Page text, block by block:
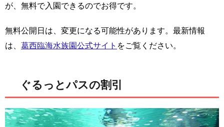
が、無料で入園できるのでお得です。
無料公開日は、変更になる可能性があります。最新情報
は、 葛西臨海水族園公式サイト をご覧ください。
ぐるっとパスの割引